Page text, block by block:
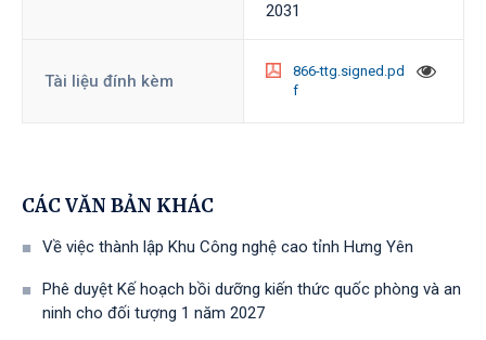
2031
Tài liệu đính kèm
866-ttg.signed.pd
f
CÁC VĂN BẢN KHÁC
Về việc thành lập Khu Công nghệ cao tỉnh Hưng Yên
Phê duyệt Kế hoạch bồi dưỡng kiến thức quốc phòng và an
ninh cho đối tượng 1 năm 2027